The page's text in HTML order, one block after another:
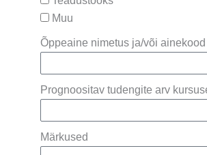
Muu
Õppeaine nimetus ja/või ainekood
Prognoositav tudengite arv
Märkused